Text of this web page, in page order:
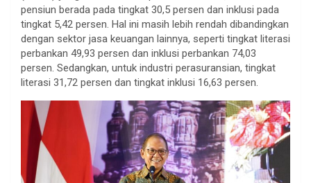
pensiun berada pada tingkat 30,5 persen dan inklusi pada
tingkat 5,42 persen. Hal ini masih lebih rendah dibandingkan
dengan sektor jasa keuangan lainnya, seperti tingkat literasi
perbankan 49,93 persen dan inklusi perbankan 74,03
persen. Sedangkan, untuk industri perasuransian, tingkat
literasi 31,72 persen dan tingkat inklusi 16,63 persen.